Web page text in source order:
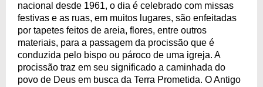
nacional desde 1961, o dia é celebrado com missas
festivas e as ruas, em muitos lugares, são enfeitadas
por tapetes feitos de areia, flores, entre outros
materiais, para a passagem da procissão que é
conduzida pelo bispo ou pároco de uma igreja. A
procissão traz em seu significado a caminhada do
povo de Deus em busca da Terra Prometida. O Antigo